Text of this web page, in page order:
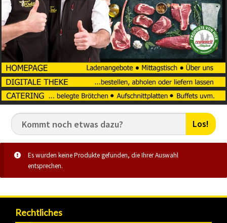
Los!
Es wurden keine Produkte gefunden, die Ihrer Auswahl
entsprechen.
Rechtliches